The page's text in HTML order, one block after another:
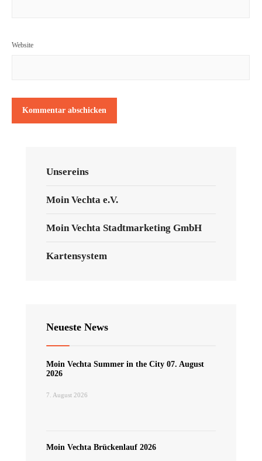
Website
Unsereins
Moin Vechta e.V.
Moin Vechta Stadtmarketing GmbH
Kartensystem
Neueste News
Moin Vechta Summer in the City 07. August
2026
7. August 2026
Moin Vechta Brückenlauf 2026